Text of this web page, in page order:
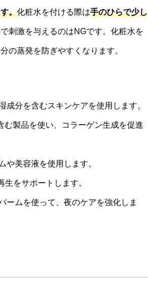
。 化粧水を付ける際は手のひらで少し
刺激を与えるのはNGです。化粧水を
の蒸発を防ぎやすくなります。
成分を含むスキンケアを使用します。
む製品を使い、コラーゲン生成を促進
や美容液を使用します。
をサポートします。
ームを使って、夜のケアを強化しま